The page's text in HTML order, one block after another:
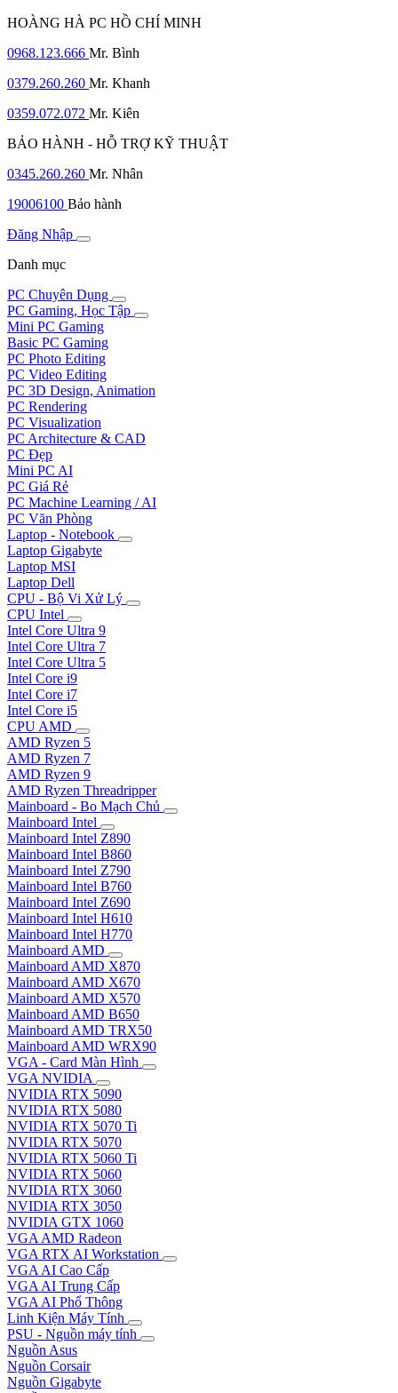
HOÀNG HÀ PC HỒ CHÍ MINH
0968.123.666 Mr. Bình
0379.260.260 Mr. Khanh
0359.072.072 Mr. Kiên
BẢO HÀNH - HỖ TRỢ KỸ THUẬT
0345.260.260 Mr. Nhân
19006100 Bảo hành
Đăng Nhập
Danh mục
PC Chuyên Dụng
PC Gaming, Học Tập
Mini PC Gaming
Basic PC Gaming
PC Photo Editing
PC Video Editing
PC 3D Design, Animation
PC Rendering
PC Visualization
PC Architecture & CAD
PC Đẹp
Mini PC AI
PC Giá Rẻ
PC Machine Learning / AI
PC Văn Phòng
Laptop - Notebook
Laptop Gigabyte
Laptop MSI
Laptop Dell
CPU - Bộ Vi Xử Lý
CPU Intel
Intel Core Ultra 9
Intel Core Ultra 7
Intel Core Ultra 5
Intel Core i9
Intel Core i7
Intel Core i5
CPU AMD
AMD Ryzen 5
AMD Ryzen 7
AMD Ryzen 9
AMD Ryzen Threadripper
Mainboard - Bo Mạch Chủ
Mainboard Intel
Mainboard Intel Z890
Mainboard Intel B860
Mainboard Intel Z790
Mainboard Intel B760
Mainboard Intel Z690
Mainboard Intel H610
Mainboard Intel H770
Mainboard AMD
Mainboard AMD X870
Mainboard AMD X670
Mainboard AMD X570
Mainboard AMD B650
Mainboard AMD TRX50
Mainboard AMD WRX90
VGA - Card Màn Hình
VGA NVIDIA
NVIDIA RTX 5090
NVIDIA RTX 5080
NVIDIA RTX 5070 Ti
NVIDIA RTX 5070
NVIDIA RTX 5060 Ti
NVIDIA RTX 5060
NVIDIA RTX 3060
NVIDIA RTX 3050
NVIDIA GTX 1060
VGA AMD Radeon
VGA RTX AI Workstation
VGA AI Cao Cấp
VGA AI Trung Cấp
VGA AI Phổ Thông
Linh Kiện Máy Tính
PSU - Nguồn máy tính
Nguồn Asus
Nguồn Corsair
Nguồn Gigabyte